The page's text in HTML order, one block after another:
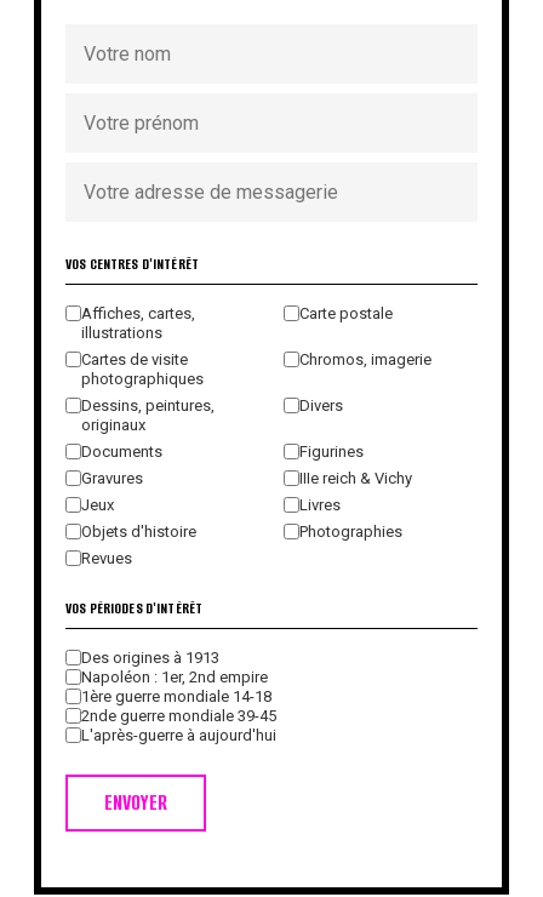
VOS CENTRES D'INTÉRÊT
Affiches, cartes,
illustrations
Carte postale
Cartes de visite
photographiques
Chromos, imagerie
Dessins, peintures,
originaux
Divers
Documents
Figurines
Gravures
IIIe reich & Vichy
Jeux
Livres
Objets d'histoire
Photographies
Revues
ENVOYER
VOS PÉRIODES D'INTÉRÊT
Des origines à 1913
Napoléon : 1er, 2nd empire
1ère guerre mondiale 14-18
2nde guerre mondiale 39-45
L'après-guerre à aujourd'hui